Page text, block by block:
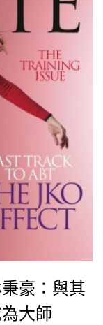
豪：與其
大師